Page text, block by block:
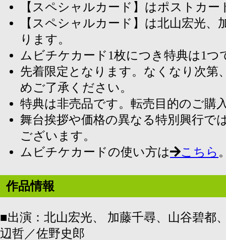
【スペシャルカード】はポストカ
【スペシャルカード】は北山宏光
ります。
ムビチケカード1枚につき特典は1つ
先着限定となります。なくなり次第
めご了承ください。
特典は非売品です。転売目的のご購
舞台挨拶や価格の異なる特別興行で
ございます。
ムビチケカードの使い方は
こちら
作品情報
■出演：北山宏光、 加藤千尋、山谷碧都
辺哲／佐野史郎